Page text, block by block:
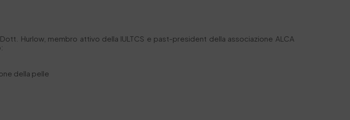
Hurlow, membro attivo della IULTCS e past-president della associazione ALCA
della pelle